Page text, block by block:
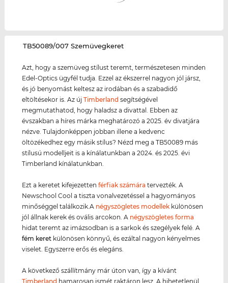
‌TB50089/007 Szemüvegkeret
Azt, hogy a szemüveg stílust teremt, természetesen minden
Edel-Optics ügyfél tudja. Ezzel az ékszerrel nagyon jól jársz,
és jó benyomást keltesz az irodában és a szabadidő
eltöltésekor is. Az újTimberland segítségével
megmutathatod, hogy haladsz a divattal. Ebben az
évszakban a híres márka meghatározó a 2025. év divatjára
nézve. Tulajdonképpen jobban illene a kedvenc
öltözékedhez egy másik stílus? Nézd meg a TB50089 más
stílusú modelljeit is a kínálatunkban a 2024. és 2025. évi
Timberland kínálatunkban.
Ezt a keretet kifejezettenférfiak számára tervezték. A
Newschool Cool a tiszta vonalvezetéssel a hagyományos
minőséggel találkozik.A négyszögletes modellek különösen
jól állnak kerek és ovális arcokon. A négyszögletes forma
hidat teremt az imázsodban is a sarkok és szegélyek felé. A
fém keret különösen könnyű, és ezáltal nagyon kényelmes
viselet. Egyszerre erős és elegáns.
A következő szállítmány már úton van, így a kívánt
Timberland hamarosan ismét raktáron lesz. A hihetetlenül